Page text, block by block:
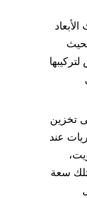
تخزين
عند
سعة